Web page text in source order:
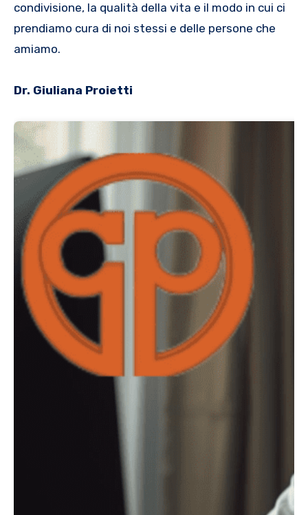
condivisione, la qualità della vita e il modo in cui ci
prendiamo cura di noi stessi e delle persone che
amiamo.
Dr. Giuliana Proietti